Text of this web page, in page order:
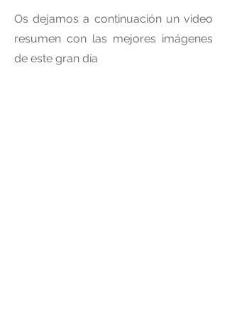
Os dejamos a continuación un video
resumen con las mejores imágenes
de este gran día